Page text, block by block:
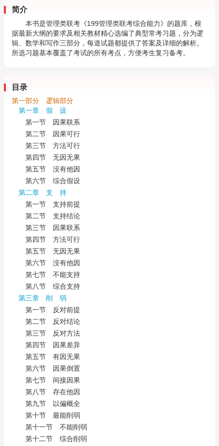
简介
本书是管理类联考《199管理类联考综合能力》的题库，根
据最新大纲的要求及相关教材精心选编了典型常考习题，分为逻
辑、数学和写作三部分，每道试题都提供了答案及详细的解析。
所选习题基本覆盖了考试的所有考点，方便考生复习备考。
目录
第一部分 逻辑部分
第一章 假 设
第一节 因果联系
第二节 因果可行
第三节 方法可行
第四节 无因无果
第五节 没有他因
第六节 综合假设
第二章 支 持
第一节 支持前提
第二节 支持结论
第三节 因果联系
第四节 方法可行
第五节 无因无果
第六节 没有他因
第七节 不能支持
第八节 综合支持
第三章 削 弱
第一节 反对前提
第二节 反对结论
第三节 反对方法
第四节 因果差异
第五节 有因无果
第六节 因果倒置
第七节 间接因果
第八节 存在他因
第九节 以偏概全
第十节 最能削弱
第十一节 不能削弱
第十二节 综合削弱